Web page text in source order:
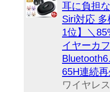
耳に負担
Siri対応
1位】＼
イヤーカ
65H連続
ワイヤレ